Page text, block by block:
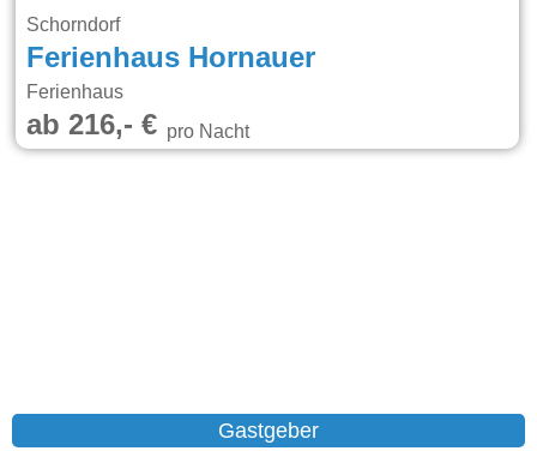
Schorndorf
Ferienhaus Hornauer
Ferienhaus
ab 216,- €pro Nacht
Gastgeber